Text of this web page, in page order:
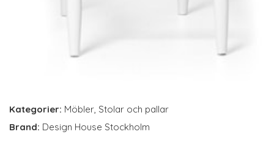
Kategorier: Möbler, Stolar och pallar
Brand: Design House Stockholm